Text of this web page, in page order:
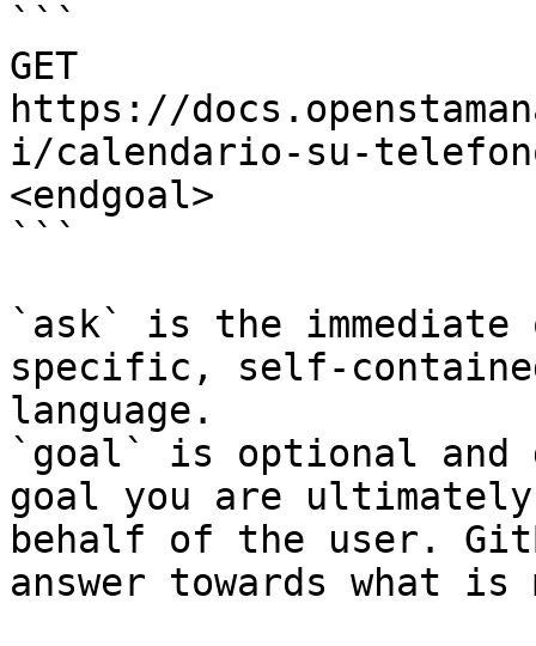
```
GET
https://
i/calendario-su-
<endgoal>
```
`ask` is the
specific, self-
language.
`goal` is optional and
goal you are
behalf of the user.
answer towards what